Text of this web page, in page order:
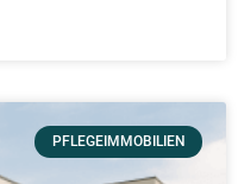
PFLEGEIMMOBILIEN